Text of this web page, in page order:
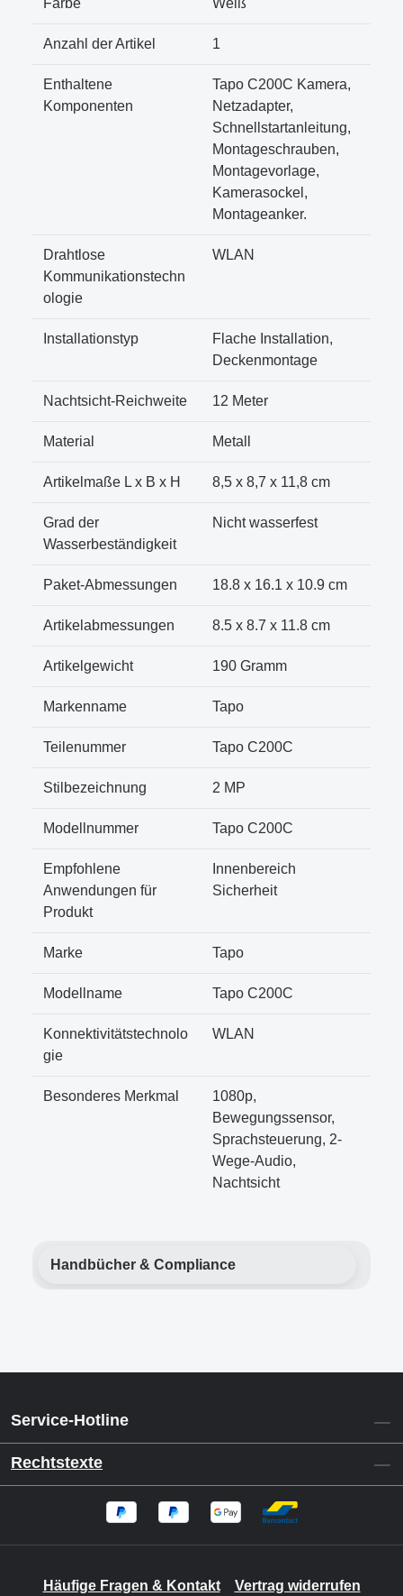
Farbe ‎Weiß
Anzahl der Artikel ‎1
Enthaltene
Komponenten
‎Tapo C200C Kamera,
Netzadapter,
Schnellstartanleitung,
Montageschrauben,
Montagevorlage,
Kamerasockel,
Montageanker.
Drahtlose
Kommunikationstechn
ologie
‎WLAN
Installationstyp
‎Flache Installation,
Deckenmontage
Nachtsicht-Reichweite ‎12 Meter
Material ‎Metall
Artikelmaße L x B x H ‎8,5 x 8,7 x 11,8 cm
Grad der
Wasserbeständigkeit
‎Nicht wasserfest
Paket-Abmessungen ‎18.8 x 16.1 x 10.9 cm
Artikelabmessungen ‎8.5 x 8.7 x 11.8 cm
Artikelgewicht ‎190 Gramm
Markenname ‎Tapo
Teilenummer ‎Tapo C200C
Stilbezeichnung ‎2 MP
Modellnummer Tapo C200C
Empfohlene
Anwendungen für
Produkt
Innenbereich
Sicherheit
Marke Tapo
Modellname Tapo C200C
Konnektivitätstechnolo
gie
WLAN
Besonderes Merkmal
1080p,
Bewegungssensor,
Sprachsteuerung, 2-
Wege-Audio,
Nachtsicht
Handbücher & Compliance
Service-Hotline
Rechtstexte
Häufige Fragen & Kontakt Vertrag widerrufen